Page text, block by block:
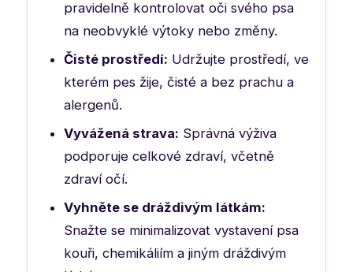
pravidelně kontrolovat oči svého psa
na neobvyklé výtoky nebo změny.
Čisté prostředí: Udržujte prostředí, ve
kterém pes žije, čisté a bez prachu a
alergenů.
Vyvážená strava: Správná výživa
podporuje celkové zdraví, včetně
zdraví očí.
Vyhněte se dráždivým látkám:
Snažte se minimalizovat vystavení psa
kouři, chemikáliím a jiným dráždivým